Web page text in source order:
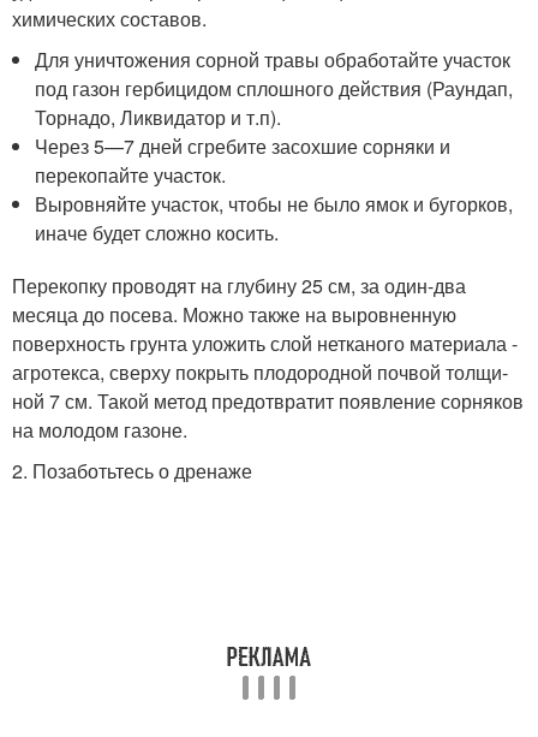
химических составов.
Для уничтожения сорной травы обработайте участок
под газон гербицидом сплошного действия (Раундап,
Торнадо, Ликвидатор и т.п).
Через 5—7 дней сгребите засохшие сорняки и
перекопайте участок.
Выровняйте участок, чтобы не было ямок и бугорков,
иначе будет сложно косить.
Перекопку про­водят на глубину 25 см, за один-два
месяца до посева. Можно также на выровненную
поверхность грунта уложить слой нетканого материала -
агротекса, сверху покрыть плодородной почвой толщи­
ной 7 см. Такой метод предот­вратит появление сорняков
на молодом газоне.
2. Позаботьтесь о дренаже